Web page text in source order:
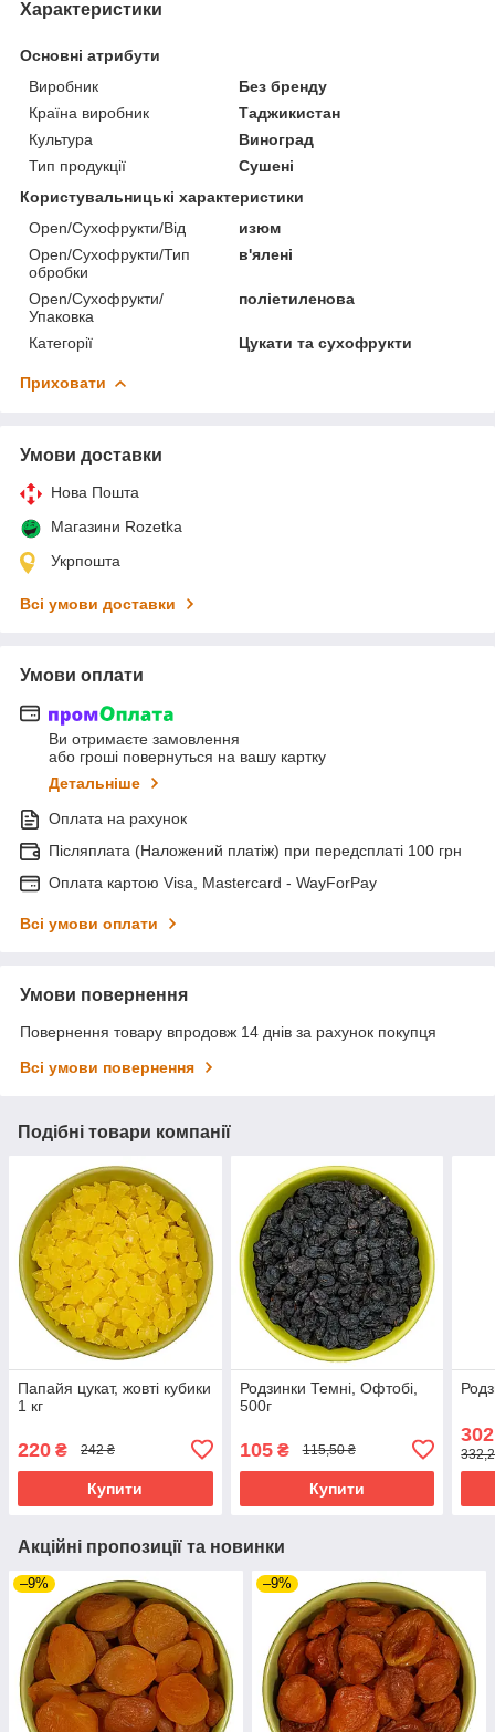
Характеристики
Основні атрибути
Виробник
Без бренду
Країна виробник
Таджикистан
Культура
Виноград
Тип продукції
Сушені
Користувальницькі характеристики
Open/Сухофрукти/Від
изюм
Open/Сухофрукти/Тип
обробки
в'ялені
Open/Сухофрукти/
Упаковка
поліетиленова
Категорії Цукати та сухофрукти
Приховати
Умови доставки
Нова Пошта
Магазини Rozetka
Укрпошта
Всі умови доставки
Умови оплати
Ви отримаєте замовлення
або гроші повернуться на вашу картку
Детальніше
Оплата на рахунок
Післяплата (Наложений платіж) при передсплаті 100 грн
Оплата картою Visa, Mastercard - WayForPay
Всі умови оплати
Умови повернення
Повернення товару впродовж 14 днів за рахунок покупця
Всі умови повернення
Подібні товари компанії
Папайя цукат, жовті кубики
1 кг
220 ₴ 242 ₴
Купити
Родзинки Темні, Офтобі,
500г
105₴ 115,50 ₴
Купити
302
Акційні пропозиції та новинки
–9% –9%